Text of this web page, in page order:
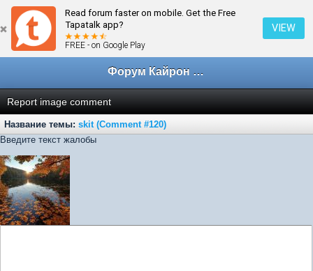
Read forum faster on mobile. Get the Free
Tapatalk app?
FREE - on Google Play
VIEW
← skit
Форум Кайрон клана
Report image comment
Название темы: skit (Comment #120)
Введите текст жалобы